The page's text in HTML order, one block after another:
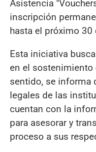
Asistencia
inscripción
hasta el próximo 30
Esta iniciativa
en el sostenimiento
sentido, se informa
legales de las
cuentan con la
para asesorar y
proceso a sus